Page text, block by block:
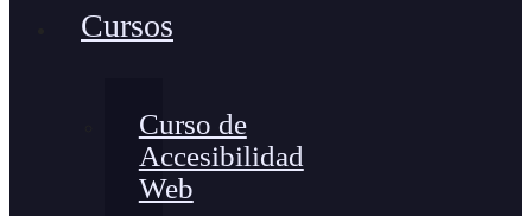
Cursos
Curso de
Accesibilidad
Web